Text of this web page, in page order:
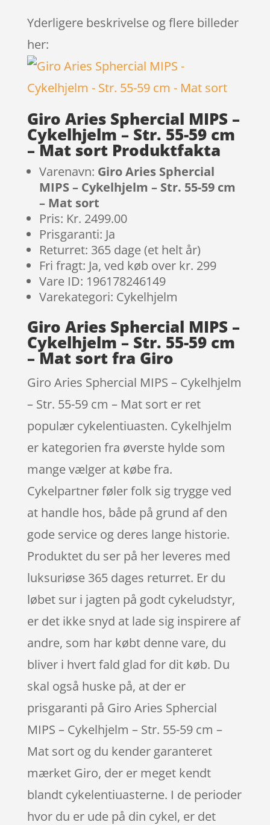
Yderligere beskrivelse og flere billeder
her:
Giro Aries Sphercial MIPS –
Cykelhjelm – Str. 55-59 cm
– Mat sort Produktfakta
Varenavn: Giro Aries Sphercial
MIPS – Cykelhjelm – Str. 55-59 cm
– Mat sort
Pris: Kr. 2499.00
Prisgaranti: Ja
Returret: 365 dage (et helt år)
Fri fragt: Ja, ved køb over kr. 299
Vare ID: 196178246149
Varekategori: Cykelhjelm
Giro Aries Sphercial MIPS –
Cykelhjelm – Str. 55-59 cm
– Mat sort fra Giro
Giro Aries Sphercial MIPS – Cykelhjelm
– Str. 55-59 cm – Mat sort er ret
populær cykelentiuasten. Cykelhjelm
er kategorien fra øverste hylde som
mange vælger at købe fra.
Cykelpartner føler folk sig trygge ved
at handle hos, både på grund af den
gode service og deres lange historie.
Produktet du ser på her leveres med
luksuriøse 365 dages returret. Er du
løbet sur i jagten på godt cykeludstyr,
er det ikke snyd at lade sig inspirere af
andre, som har købt denne vare, du
bliver i hvert fald glad for dit køb. Du
skal også huske på, at der er
prisgaranti på Giro Aries Sphercial
MIPS – Cykelhjelm – Str. 55-59 cm –
Mat sort og du kender garanteret
mærket Giro, der er meget kendt
blandt cykelentiuasterne. I de perioder
hvor du er ude på din cykel, er det